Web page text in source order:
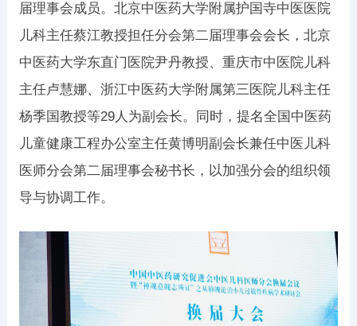
届理事会成员。北京中医药大学附属护国寺中医医院
儿科主任蔡江教授担任分会第二届理事会会长，北京
中医药大学东直门医院尹丹教授、重庆市中医院儿科
主任卢慧娜、浙江中医药大学附属第三医院儿科主任
杨季国教授等29人为副会长。同时，提名全国中医药
儿童健康工程办公室主任黄博明副会长兼任中医儿科
医师分会第二届理事会秘书长，以加强分会的组织领
导与协调工作。